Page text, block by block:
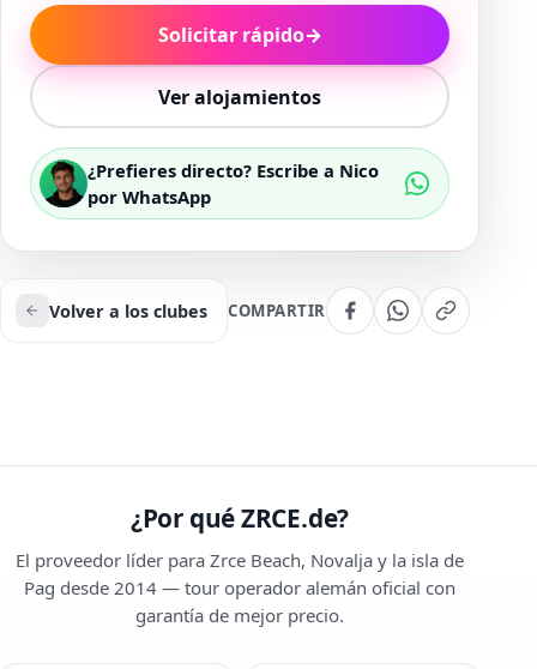
Solicitar rápido→
Ver alojamientos
¿Prefieres directo? Escribe a Nico
por WhatsApp
Volver a los clubes COMPARTIR
¿Por qué ZRCE.de?
El proveedor líder para Zrce Beach, Novalja y la isla de
Pag desde 2014 — tour operador alemán oficial con
garantía de mejor precio.